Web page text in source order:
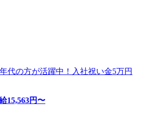
の方が活躍中！入社祝い金5万円
15,563円〜